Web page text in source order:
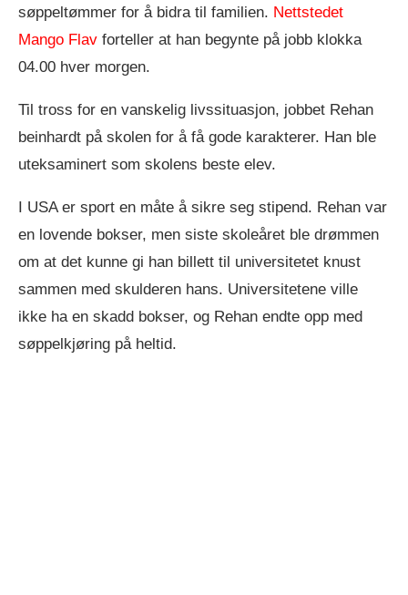
søppeltømmer for å bidra til familien. Nettstedet
Mango Flav forteller at han begynte på jobb klokka
04.00 hver morgen.
Til tross for en vanskelig livssituasjon, jobbet Rehan
beinhardt på skolen for å få gode karakterer. Han ble
uteksaminert som skolens beste elev.
I USA er sport en måte å sikre seg stipend. Rehan var
en lovende bokser, men siste skoleåret ble drømmen
om at det kunne gi han billett til universitetet knust
sammen med skulderen hans. Universitetene ville
ikke ha en skadd bokser, og Rehan endte opp med
søppelkjøring på heltid.